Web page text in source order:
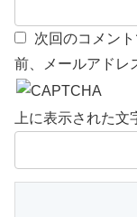
次回のコメン
前、メールアドレ
上に表示された文